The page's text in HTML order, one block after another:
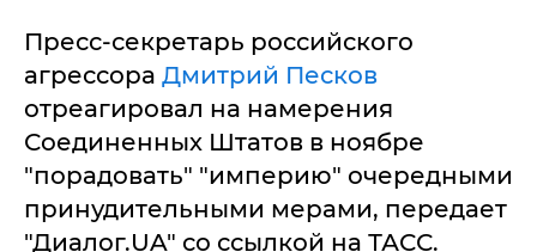
Пресс-секретарь российского
агрессора Дмитрий Песков
отреагировал на намерения
Соединенных Штатов в ноябре
"порадовать" "империю" очередными
принудительными мерами, передает
"Диалог.UA" со ссылкой на ТАСС.